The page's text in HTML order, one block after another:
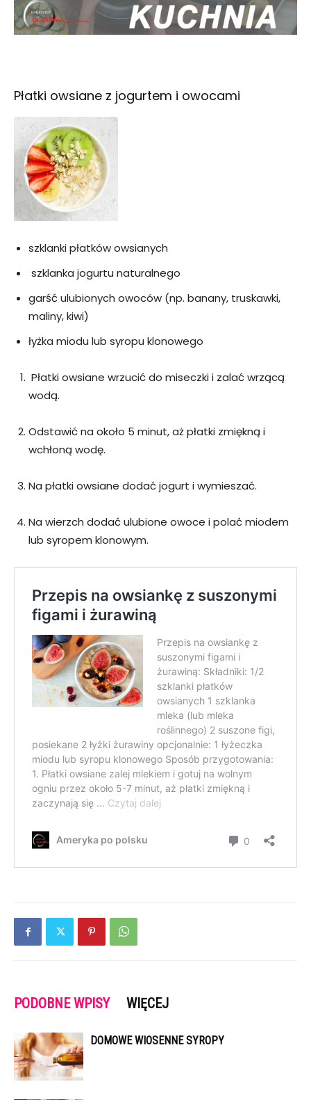
Płatki owsiane z jogurtem i owocami
szklanki płatków owsianych
szklanka jogurtu naturalnego
garść ulubionych owoców (np. banany, truskawki,
maliny, kiwi)
łyżka miodu lub syropu klonowego
Płatki owsiane wrzucić do miseczki i zalać wrzącą
wodą.
Odstawić na około 5 minut, aż płatki zmiękną i
wchłoną wodę.
Na płatki owsiane dodać jogurt i wymieszać.
Na wierzch dodać ulubione owoce i polać miodem
lub syropem klonowym.
PODOBNE WPISY WIĘCEJ
DOMOWE WIOSENNE SYROPY